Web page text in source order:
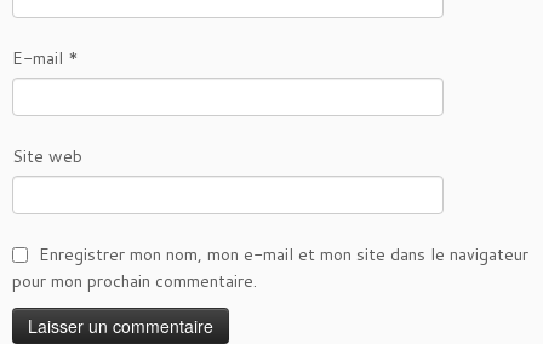
E-mail *
Site web
Enregistrer mon nom, mon e-mail et mon site dans le navigateur
pour mon prochain commentaire.